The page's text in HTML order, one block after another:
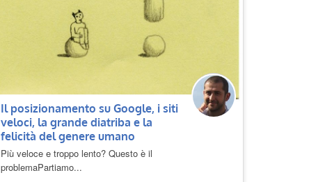
Il posizionamento su Google, i siti
veloci, la grande diatriba e la
felicità del genere umano
Più veloce e troppo lento? Questo è il
problemaPartiamo...